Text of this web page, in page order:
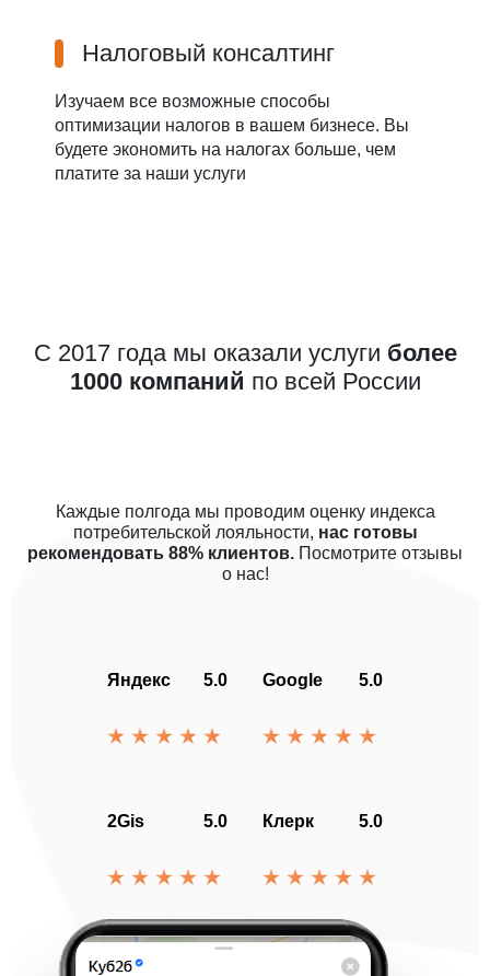
Налоговый консалтинг
Изучаем все возможные способы
оптимизации налогов в вашем бизнесе. Вы
будете экономить на налогах больше, чем
платите за наши услуги
С 2017 года мы оказали услуги более
1000 компаний по всей России
Каждые полгода мы проводим оценку индекса
потребительской лояльности, нас готовы
рекомендовать 88% клиентов. Посмотрите отзывы
о нас!
Яндекс 5.0 Google 5.0
2Gis 5.0 Клерк 5.0